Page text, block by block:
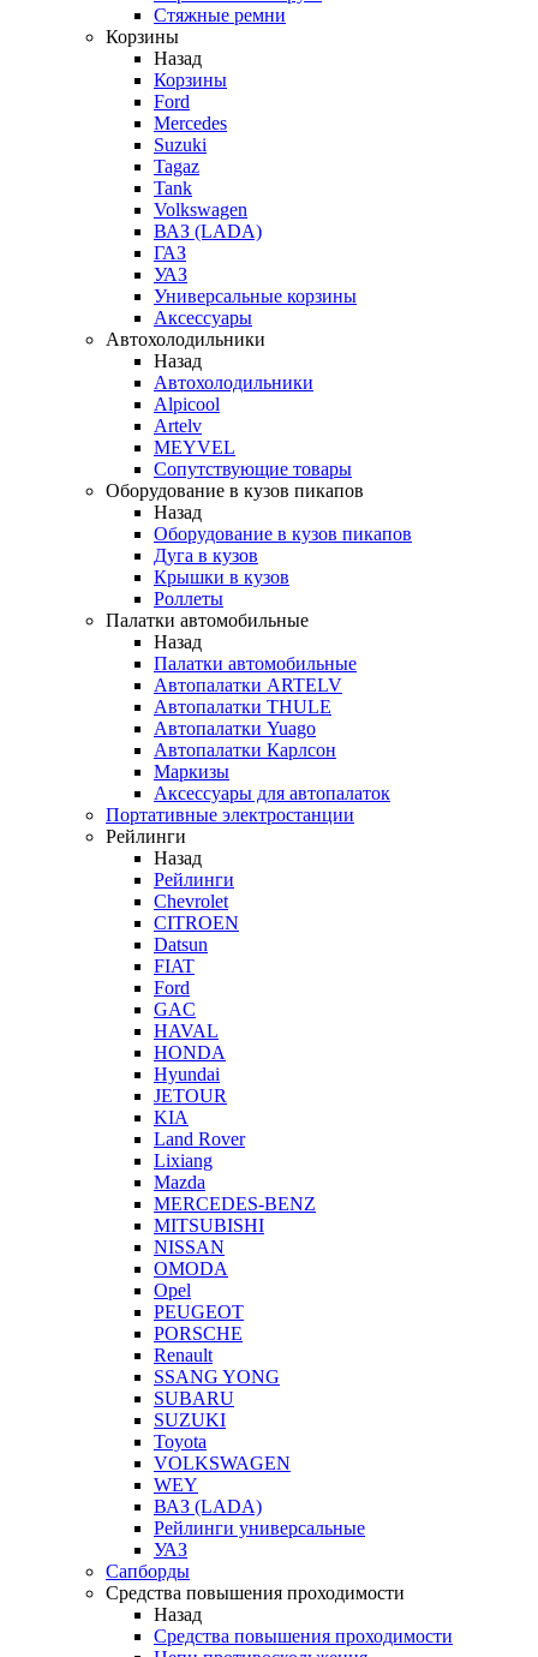
Стяжные ремни
Корзины
Назад
Корзины
Ford
Mercedes
Suzuki
Tagaz
Tank
Volkswagen
ВАЗ (LADA)
ГАЗ
УАЗ
Универсальные корзины
Аксессуары
Автохолодильники
Назад
Автохолодильники
Alpicool
Artelv
MEYVEL
Сопутствующие товары
Оборудование в кузов пикапов
Назад
Оборудование в кузов пикапов
Дуга в кузов
Крышки в кузов
Роллеты
Палатки автомобильные
Назад
Палатки автомобильные
Автопалатки ARTELV
Автопалатки THULE
Автопалатки Yuago
Автопалатки Карлсон
Маркизы
Аксессуары для автопалаток
Портативные электростанции
Рейлинги
Назад
Рейлинги
Chevrolet
CITROEN
Datsun
FIAT
Ford
GAC
HAVAL
HONDA
Hyundai
JETOUR
KIA
Land Rover
Lixiang
Mazda
MERCEDES-BENZ
MITSUBISHI
NISSAN
OMODA
Opel
PEUGEOT
PORSCHE
Renault
SSANG YONG
SUBARU
SUZUKI
Toyota
VOLKSWAGEN
WEY
ВАЗ (LADA)
Рейлинги универсальные
УАЗ
Сапборды
Средства повышения проходимости
Назад
Средства повышения проходимости